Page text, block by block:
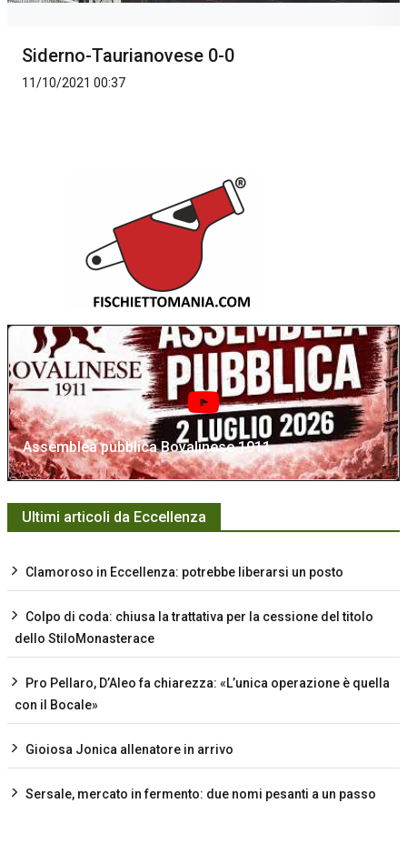
Siderno-Taurianovese 0-0
11/10/2021 00:37
Assemblea pubblica Bovalinese 1911
Ultimi articoli da Eccellenza
Clamoroso in Eccellenza: potrebbe liberarsi un posto
Colpo di coda: chiusa la trattativa per la cessione del titolo
dello StiloMonasterace
Pro Pellaro, D’Aleo fa chiarezza: «L’unica operazione è quella
con il Bocale»
Gioiosa Jonica allenatore in arrivo
Sersale, mercato in fermento: due nomi pesanti a un passo